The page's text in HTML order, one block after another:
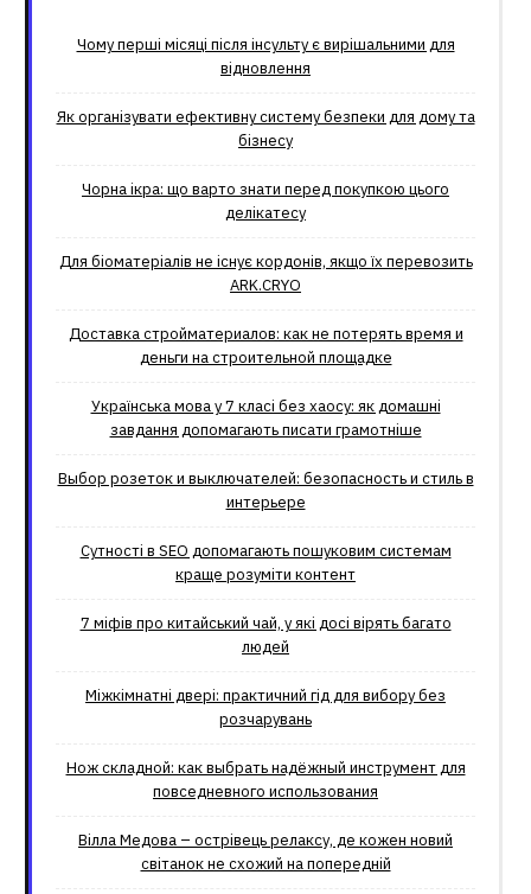
Чому перші місяці після інсульту є вирішальними для
відновлення
Як організувати ефективну систему безпеки для дому та
бізнесу
Чорна ікра: що варто знати перед покупкою цього
делікатесу
Для біоматеріалів не існує кордонів, якщо їх перевозить
ARK.CRYO
Доставка стройматериалов: как не потерять время и
деньги на строительной площадке
Українська мова у 7 класі без хаосу: як домашні
завдання допомагають писати грамотніше
Выбор розеток и выключателей: безопасность и стиль в
интерьере
Сутності в SEO допомагають пошуковим системам
краще розуміти контент
7 міфів про китайський чай, у які досі вірять багато
людей
Міжкімнатні двері: практичний гід для вибору без
розчарувань
Нож складной: как выбрать надёжный инструмент для
повседневного использования
Вілла Медова – острівець релаксу, де кожен новий
світанок не схожий на попередній